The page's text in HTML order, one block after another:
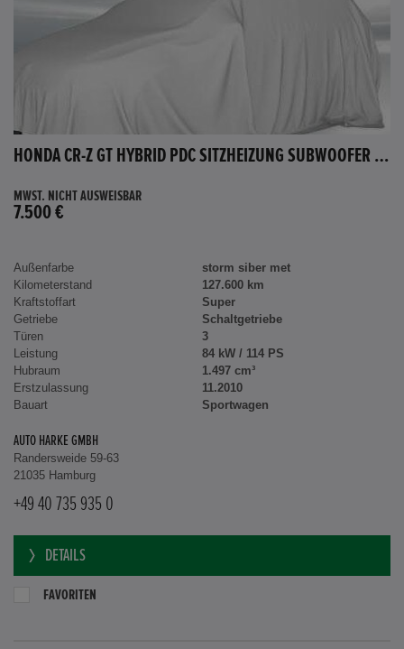
HONDA CR-Z GT HYBRID PDC SITZHEIZUNG SUBWOOFER BLUETOOTH
MWST. NICHT AUSWEISBAR
7.500 €
Außenfarbe
storm siber met
Kilometerstand
127.600 km
Kraftstoffart
Super
Getriebe
Schaltgetriebe
Türen
3
Leistung
84 kW / 114 PS
Hubraum
1.497 cm³
Erstzulassung
11.2010
Bauart
Sportwagen
AUTO HARKE GMBH
Randersweide 59-63
21035 Hamburg
+49 40 735 935 0
DETAILS
FAVORITEN